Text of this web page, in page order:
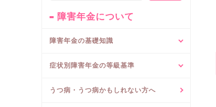
障害年金について
障害年金の基礎知識
症状別障害年金の等級基準
うつ病・うつ病かもしれない方へ